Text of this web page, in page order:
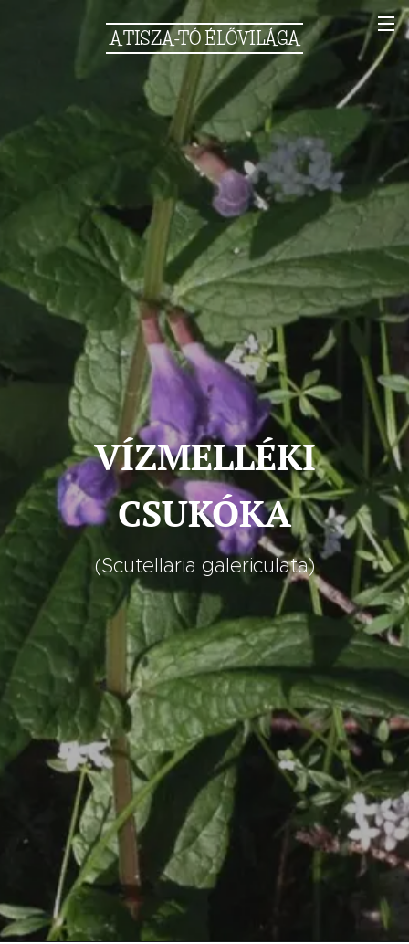
ATISZA-TÓÉLŐVILÁGA
VÍZMELLÉKI
CSUKÓKA
(Scutellaria galericulata)